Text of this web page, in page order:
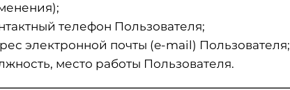
телефон Пользователя;
электронной почты (e-mail) Пользователя;
место работы Пользователя.